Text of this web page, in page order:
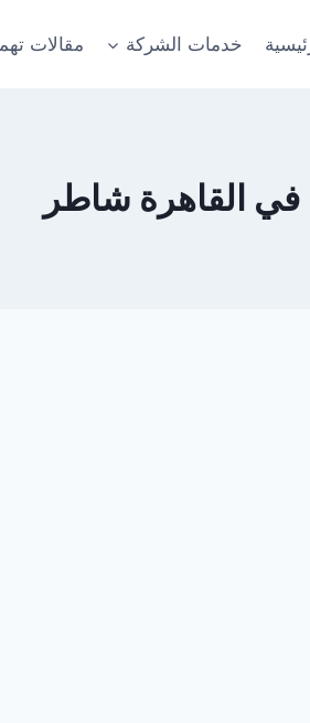
خدمات الشركة مقالات
القاهرة شاطر